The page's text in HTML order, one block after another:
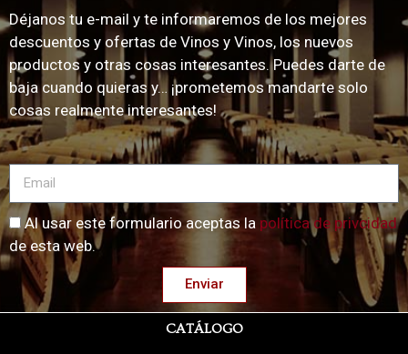
Déjanos tu e-mail y te informaremos de los mejores
descuentos y ofertas de Vinos y Vinos, los nuevos
productos y otras cosas interesantes. Puedes darte de
baja cuando quieras y… ¡prometemos mandarte solo
cosas realmente interesantes!
Al usar este formulario aceptas la política de privcidad
de esta web.
Enviar
CATÁLOGO